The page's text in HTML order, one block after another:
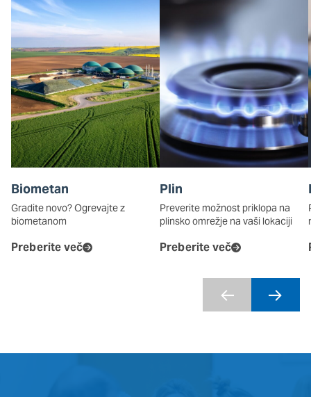
Biometan
Gradite novo? Ogrevajte z
biometanom
Preberite več
Plin
Preverite možnost priklopa na
plinsko omrežje na vaši lokaciji
Preberite več